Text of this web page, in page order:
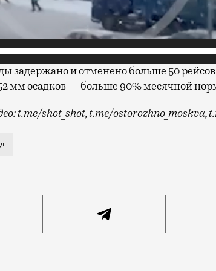
задержано и отменено больше 50
мм осадков — больше 90% месячной
t.me/shot_shot, t.me/ostorozhno_moskva,
транспорте, желательно